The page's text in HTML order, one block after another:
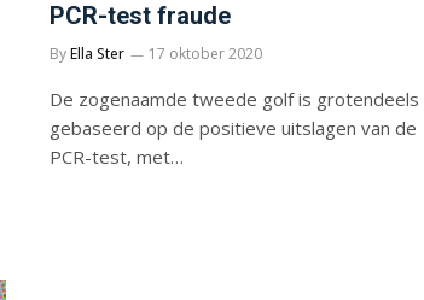
PCR-test fraude
ByElla Ster 17 oktober 2020
De zogenaamde tweede golf is grotendeels
gebaseerd op de positieve uitslagen van de
PCR-test, met…